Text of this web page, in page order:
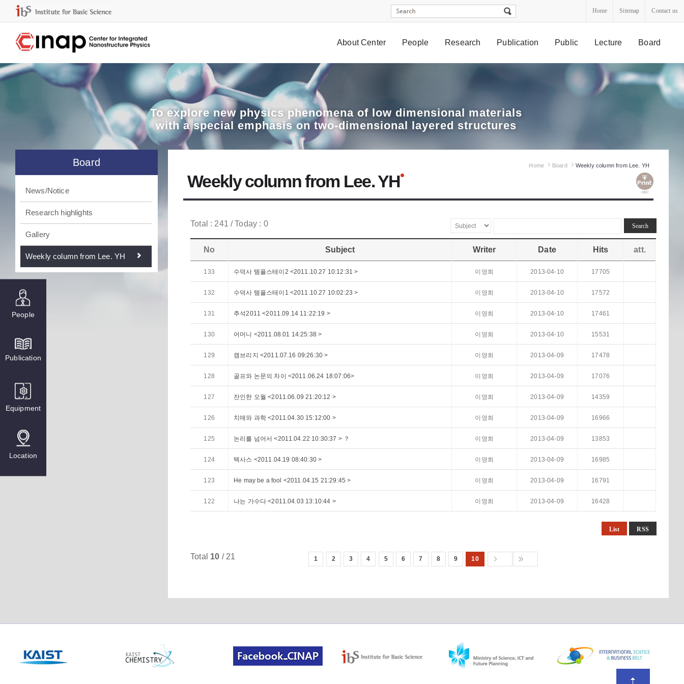
Home Sitemap Contact us
About Center People Research Publication Public Lecture Board
People
Publication
Equipment
Location
To explorenew physics phenomena of low dimensional materials
with a special emphasis on two-dimensional layered structures
Board
News/Notice
Research highlights
Gallery
Weekly column from Lee. YH
Home Board Weekly column from Lee. YH
Weekly column from Lee. YH
Total : 241 / Today : 0
No Subject Writer Date Hits att.
133 수덕사 템플스테이2 <2011.10.27 10:12:31 > 이영희 2013-04-10 17705
132 수덕사 템플스테이1 <2011.10.27 10:02:23 > 이영희 2013-04-10 17572
131 추석2011 <2011.09.14 11:22:19 > 이영희 2013-04-10 17461
130 어머니 <2011.08.01 14:25:38 > 이영희 2013-04-10 15531
129 캠브리지 <2011.07.16 09:26:30 > 이영희 2013-04-09 17478
128 골프와 논문의 차이 <2011.06.24 18:07:06> 이영희 2013-04-09 17076
127 잔인한 오월 <2011.06.09 21:20:12 > 이영희 2013-04-09 14359
126 치매와 과학 <2011.04.30 15:12:00 > 이영희 2013-04-09 16966
125 논리를 넘어서 <2011.04.22 10:30:37 > ？ 이영희 2013-04-09 13853
124 텍사스 <2011.04.19 08:40:30 > 이영희 2013-04-09 16985
123 He may be a fool <2011.04.15 21:29:45 > 이영희 2013-04-09 16791
122 나는 가수다 <2011.04.03 13:10:44 > 이영희 2013-04-09 16428
List RSS
Total 10 / 21 1 2 3 4 5 6 7 8 9 10